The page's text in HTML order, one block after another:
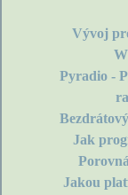
Vývoj
Pyradio -
Jak
Jakou